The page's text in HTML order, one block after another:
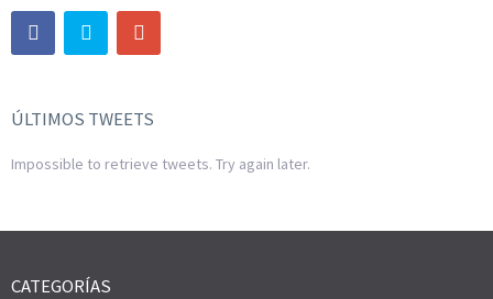
ÚLTIMOS TWEETS
Impossible to retrieve tweets. Try again later.
CATEGORÍAS